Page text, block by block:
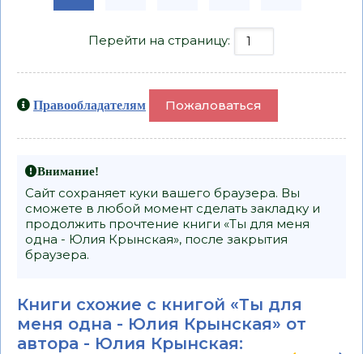
Перейти на страницу:
Правообладателям Пожаловаться
Внимание!
Сайт сохраняет куки вашего браузера. Вы
сможете в любой момент сделать закладку и
продолжить прочтение книги «Ты для меня
одна - Юлия Крынская», после закрытия
браузера.
Книги схожие с книгой «Ты для
меня одна - Юлия Крынская» от
автора - Юлия Крынская: